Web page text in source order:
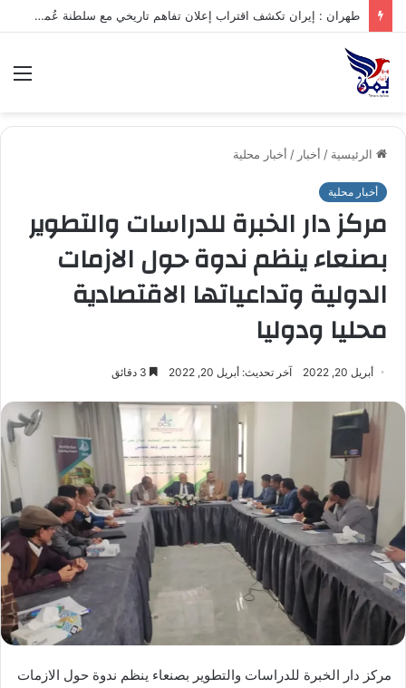
.تعرف على متوسط أسعار الذهب في صنعاء وعدن الخميس – 06/08/2026
الرئيسية / أخبار / أخبار محلية
أخبار محلية
مركز دار الخبرة للدراسات والتطوير
بصنعاء ينظم ندوة حول الازمات
الدولية وتداعياتها الاقتصادية
محليا ودوليا
أبريل 20, 2022 آخر تحديث: أبريل 20, 2022
مركز دار الخبرة للدراسات والتطوير بصنعاء ينظم ندوة حول الازمات